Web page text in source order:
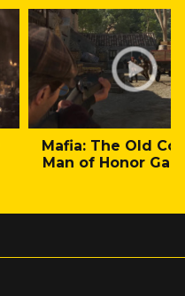
Mafia: The Old
Man of Honor